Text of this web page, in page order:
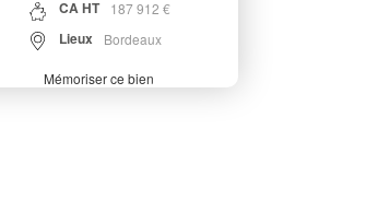
CA HT 187 912 €
Lieux Bordeaux
Mémoriser ce bien